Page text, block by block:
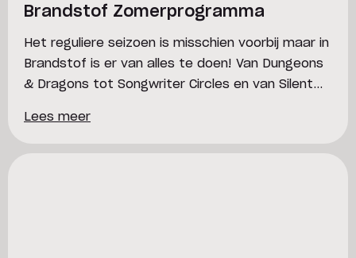
Brandstof Zomerprogramma
Het reguliere seizoen is misschien voorbij maar in
Brandstof is er van alles te doen! Van Dungeons
& Dragons tot Songwriter Circles en van Silent
Vera & The Sleepover Club + Club Sleepover, voor
Lees meer